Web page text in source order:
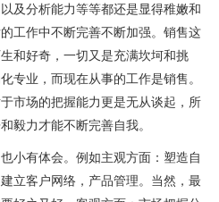
及分析能力等等都还是显得稚嫩和
工作中不断完善不断加强。销售这
和好奇，一切又是充满坎坷和挑
专业，而现在从事的工作是销售。
市场的把握能力更是无从谈起，所
毅力才能不断完善自我。
有体会。例如主观方面：塑造自
立客户网络，产品管理。当然，最